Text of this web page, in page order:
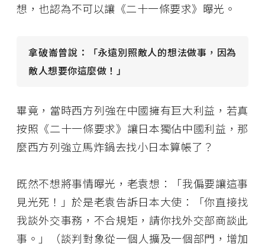
想，也認為不可以讓《二十一條要求》曝光。
拿破崙曾說：「永遠別照敵人的想法做事，因為
敵人想要你這麼做！」
畢竟，當時西方列強在中國擁有巨大利益，若真
按照《二十一條要求》讓日本獨佔中國利益，那
麼西方列強立馬炸鍋去找小日本算帳了？
既然不想將事情曝光，老袁想：「我偏要讓這事
見光死！」於是老袁告訴日本大使：「你直接找
我談外交事務，不合規矩，請你找外交部商談此
事。」（談判對象從一個人擴及一個部門，增加